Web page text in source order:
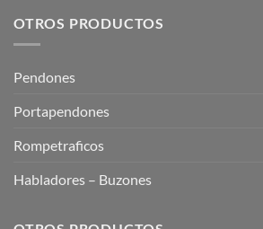
OTROS PRODUCTOS
Pendones
Portapendones
Rompetraficos
Habladores – Buzones